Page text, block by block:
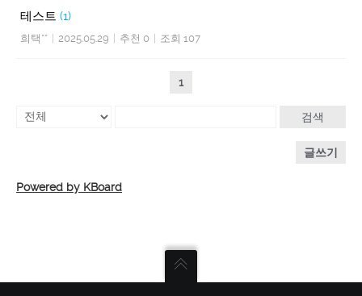
테스트 (1)
희택** | 2025.05.29 | 추천 0 | 조회 107
1
검색
글쓰기
Powered by KBoard